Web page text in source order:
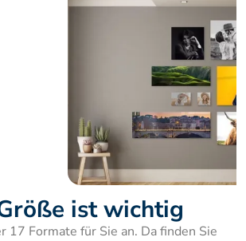
ist wichtig
17 Formate für Sie an. Da finden Sie